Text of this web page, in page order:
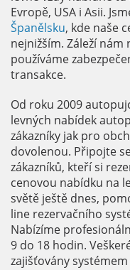
Evropě, USA i Asii.
Španělsku, kde naše
nejnižším. Záleží
používáme
transakce.
Od roku 2009
levných nabídek
zákazníky jak pro
dovolenou. Připojte
zákazníků, kteří si
cenovou nabídku na
světě ještě dnes,
line rezervačního
Nabízíme
9 do 18 hodin.
zajišťovány